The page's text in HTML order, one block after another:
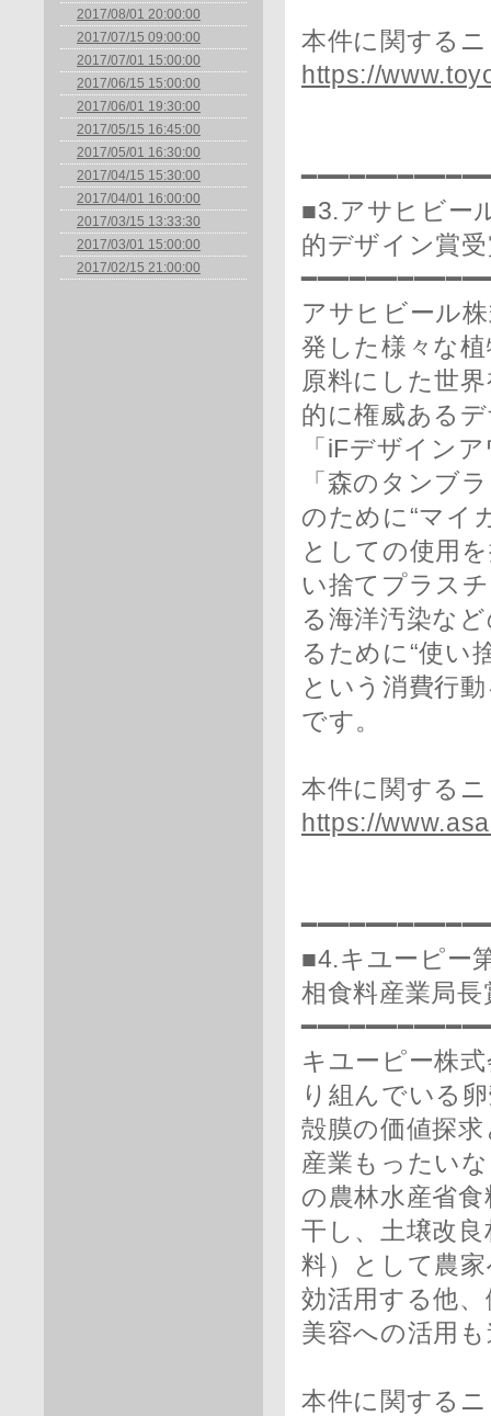
2017/08/01 20:00:00
2017/07/15 09:00:00
2017/07/01 15:00:00
2017/06/15 15:00:00
2017/06/01 19:30:00
2017/05/15 16:45:00
2017/05/01 16:30:00
2017/04/15 15:30:00
2017/04/01 16:00:00
2017/03/15 13:33:30
2017/03/01 15:00:00
2017/02/15 21:00:00
本件に関する
https://
■3.アサヒビー
的デザイン賞
アサヒビール
発した様々な
原料にした世
的に権威ある
「iFデザイン
「森のタンブ
のために“マイ
としての使用
い捨てプラス
る海洋汚染な
るために“使い
という消費行
です。
本件に関する
https://
■4.キユーピー
相食料産業局長
キユーピー株
り組んでいる
殻膜の価値探
産業もったい
の農林水産省
干し、土壌改良
料）として農
効活用する他
美容への活用
本件に関する